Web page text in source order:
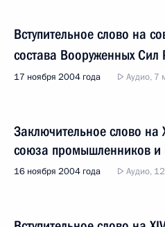
Вступительное слово на
состава Вооруженных Сил
17 ноября 2004 года Аудио, 7
Заключительное слово на
союза промышленников и
16 ноября 2004 года Аудио,